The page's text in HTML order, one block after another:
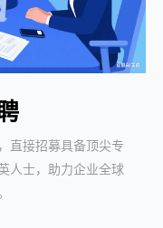
直接招募具备顶尖专
人士，助力企业全球